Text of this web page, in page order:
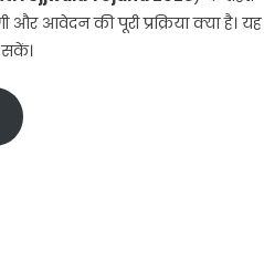
आवेदन की पूरी प्रक्रिया क्या है। यह